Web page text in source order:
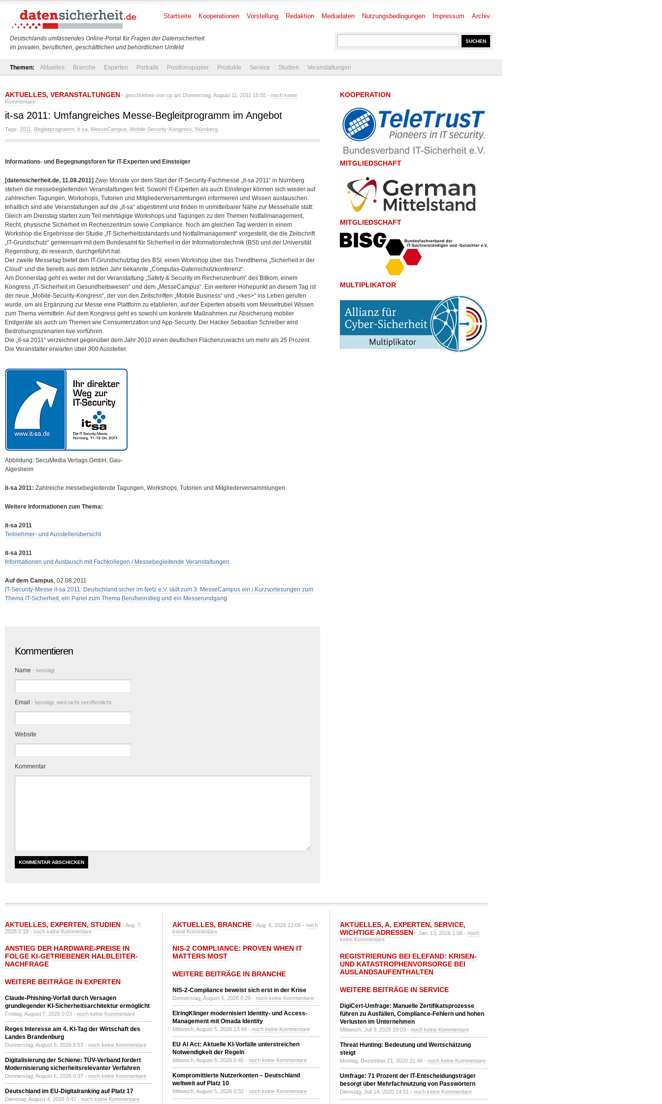
Deutschlands umfassendes Online-Portal für Fragen der Datensicherheit
im privaten, beruflichen, geschäftlichen und behördlichen Umfeld
Startseite Kooperationen Vorstellung Redaktion Mediadaten Nutzungsbedingungen Impressum Archiv
Themen: Aktuelles Branche Experten Portraits Positionspapier Produkte Service Studien Veranstaltungen
AKTUELLES, VERANSTALTUNGEN - geschrieben von cp am Donnerstag, August 11, 2011 15:55 - noch keine
Kommentare
it-sa 2011: Umfangreiches Messe-Begleitprogramm im Angebot
Tags: 2011 Begleitprogramm it-sa MesseCampus Mobile-Security-Kongress Nürnberg
Informations- und Begegnungsforen für IT-Experten und Einsteiger
[datensicherheit.de, 11.08.2011] Zwei Monate vor dem Start der IT-Security-Fachmesse „it-sa 2011“ in Nürnberg
stehen die messebegleitenden Veranstaltungen fest. Sowohl IT-Experten als auch Einsteiger können sich wieder auf
zahlreichen Tagungen, Workshops, Tutorien und Mitgliederversammlungen informieren und Wissen austauschen.
Inhaltlich sind alle Veranstaltungen auf die „it-sa“ abgestimmt und finden in unmittelbarer Nähe zur Messehalle statt:
Gleich am Dienstag starten zum Teil mehrtägige Workshops und Tagungen zu den Themen Notfallmanagement,
Recht, physische Sicherheit im Rechenzentrum sowie Compliance. Noch am gleichen Tag werden in einem
Workshop die Ergebnisse der Studie „IT-Sicherheitsstandards und Notfallmanagement“ vorgestellt, die die Zeitschrift
„IT-Grundschutz“ gemeinsam mit dem Bundesamt für Sicherheit in der Informationstechnik (BSI) und der Universität
Regensburg, ibi research, durchgeführt hat.
Der zweite Messetag bietet den IT-Grundschutztag des BSI, einen Workshop über das Trendthema „Sicherheit in der
Cloud“ und die bereits aus dem letzten Jahr bekannte „Computas-Datenschutzkonferenz“.
Am Donnerstag geht es weiter mit der Veranstaltung „Safety & Security im Rechenzentrum“ des Bitkom, einem
Kongress „IT-Sicherheit im Gesundheitswesen“ und dem „MesseCampus“. Ein weiterer Höhepunkt an diesem Tag ist
der neue „Mobile-Security-Kongress“, der von den Zeitschriften „Mobile Business“ und „<kes>“ ins Leben gerufen
wurde, um als Ergänzung zur Messe eine Plattform zu etablieren, auf der Experten abseits vom Messetrubel Wissen
zum Thema vermitteln.Auf dem Kongress geht es sowohl um konkrete Maßnahmen zur Absicherung mobiler
Endgeräte als auch um Themen wie Consumerization und App-Security. Der Hacker Sebastian Schreiber wird
Bedrohungsszenarien live vorführen.
Die „it-sa 2011“ verzeichnet gegenüber dem Jahr 2010 einen deutlichen Flächenzuwachs um mehr als 25 Prozent.
Die Veranstalter erwarten über 300 Aussteller.
Abbildung: SecuMedia Verlags GmbH, Gau-
Algesheim
it-sa 2011: Zahlreiche messebegleitende Tagungen, Workshops, Tutorien und Mitgliederversammlungen
Weitere Informationen zum Thema:
it-sa 2011
Teilnehmer- und Ausstellerübersicht
it-sa 2011
Informationen und Austausch mit Fachkollegen / Messebegleitende Veranstaltungen
Auf dem Campus, 02.08.2011
IT-Security-Messe it-sa 2011: Deutschland sicher im Netz e.V. lädt zum 3. MesseCampus ein / Kurzvorlesungen zum
Thema IT-Sicherheit, ein Panel zum Thema Berufseinstieg und ein Messerundgang
Kommentieren
Name - benötigt
Email - benötigt, wird nicht veröffentlicht.
Website
Kommentar
KOOPERATION
MITGLIEDSCHAFT
MITGLIEDSCHAFT
MULTIPLIKATOR
AKTUELLES, EXPERTEN, STUDIEN - Aug. 7,
2026 0:18 -noch keine Kommentare
ANSTIEG DER HARDWARE-PREISE IN
FOLGE KI-GETRIEBENER HALBLEITER-
NACHFRAGE
WEITERE BEITRÄGE IN EXPERTEN
Claude-Phishing-Vorfall durch Versagen
grundlegender KI-Sicherheitsarchitektur ermöglicht
Freitag, August 7, 2026 0:03 - noch keine Kommentare
Reges Interesse am 4. KI-Tag der Wirtschaft des
Landes Brandenburg
Donnerstag, August 6, 2026 8:53 - noch keine Kommentare
Digitalisierung der Schiene: TÜV-Verband fordert
Modernisierung sicherheitsrelevanter Verfahren
Donnerstag, August 6, 2026 0:37 - noch keine Kommentare
Deutschland im EU-Digitalranking auf Platz 17
Dienstag, August 4, 2026 0:47 - noch keine Kommentare
AKTUELLES, BRANCHE - Aug. 6, 2026 12:06 - noch
keine Kommentare
NIS-2 COMPLIANCE: PROVEN WHEN IT
MATTERS MOST
WEITERE BEITRÄGE IN BRANCHE
NIS-2-Compliance beweist sich erst in der Krise
Donnerstag, August 6, 2026 0:29 - noch keine Kommentare
ElringKlinger modernisiert Identity- und Access-
Management mit Omada Identity
Mittwoch, August 5, 2026 13:49 - noch keine Kommentare
EU AI Act: Aktuelle KI-Vorfälle unterstreichen
Notwendigkeit der Regeln
Mittwoch, August 5, 2026 0:45 - noch keine Kommentare
Kompromittierte Nutzerkonten – Deutschland
weltweit auf Platz 10
Mittwoch, August 5, 2026 0:32 - noch keine Kommentare
AKTUELLES, A, EXPERTEN, SERVICE,
WICHTIGE ADRESSEN - Jan. 13, 2026 1:08 - noch
keine Kommentare
REGISTRIERUNG BEI ELEFAND: KRISEN-
UND KATASTROPHENVORSORGE BEI
AUSLANDSAUFENTHALTEN
WEITERE BEITRÄGE IN SERVICE
DigiCert-Umfrage: Manuelle Zertifikatsprozesse
führen zu Ausfällen, Compliance-Fehlern und hohen
Verlusten im Unternehmen
Mittwoch, Juli 9, 2025 19:03 - noch keine Kommentare
Threat Hunting: Bedeutung und Wertschätzung
steigt
Montag, Dezember 21, 2020 21:46 - noch keine Kommentare
Umfrage: 71 Prozent der IT-Entscheidungsträger
besorgt über Mehrfachnutzung von Passwörtern
Dienstag, Juli 14, 2020 14:51 - noch keine Kommentare